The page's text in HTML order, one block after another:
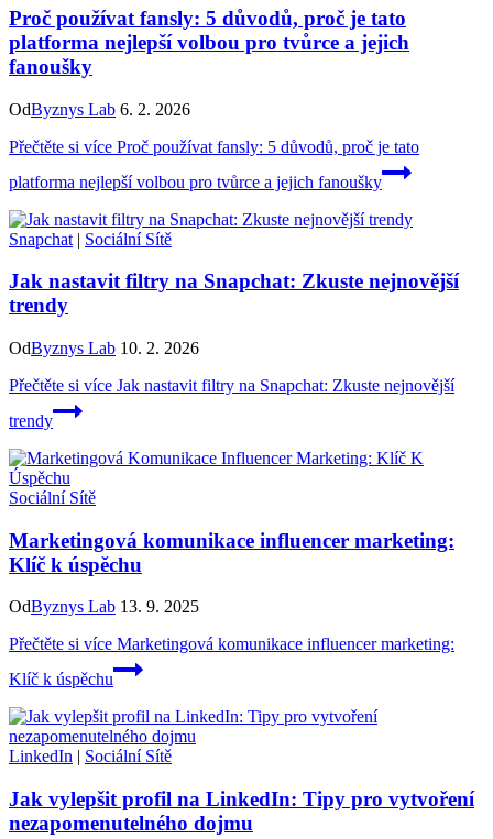
Proč používat fansly: 5 důvodů, proč je tato
platforma nejlepší volbou pro tvůrce a jejich
fanoušky
OdByznys Lab 6. 2. 2026
Přečtěte si více Proč používat fansly: 5 důvodů, proč je tato
platforma nejlepší volbou pro tvůrce a jejich fanoušky
Snapchat | Sociální Sítě
Jak nastavit filtry na Snapchat: Zkuste nejnovější
trendy
OdByznys Lab 10. 2. 2026
Přečtěte si více Jak nastavit filtry na Snapchat: Zkuste nejnovější
trendy
Sociální Sítě
Marketingová komunikace influencer marketing:
Klíč k úspěchu
OdByznys Lab 13. 9. 2025
Přečtěte si více Marketingová komunikace influencer marketing:
Klíč k úspěchu
LinkedIn | Sociální Sítě
Jak vylepšit profil na LinkedIn: Tipy pro vytvoření
nezapomenutelného dojmu